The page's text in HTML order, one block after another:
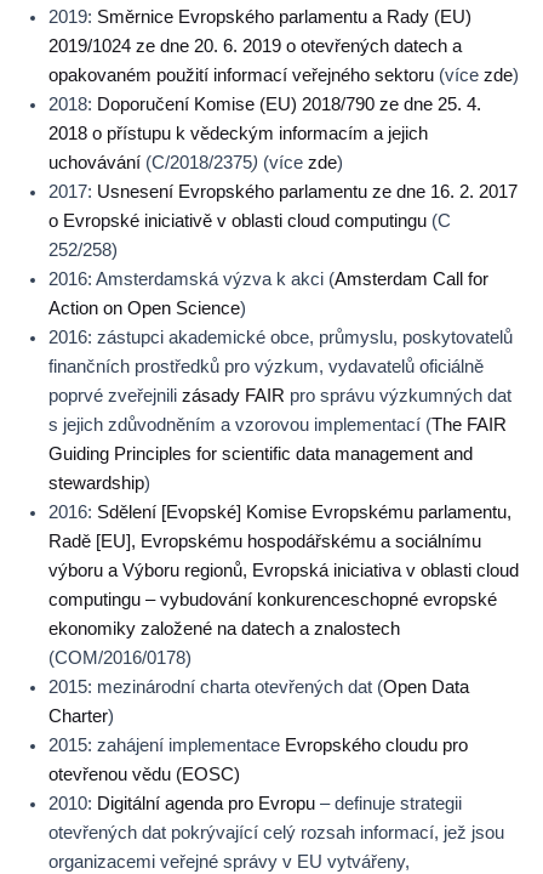
2019: Směrnice Evropského parlamentu a Rady (EU)
2019/1024 ze dne 20. 6. 2019 o otevřených datech a
opakovaném použití informací veřejného sektoru (více zde)
2018: Doporučení Komise (EU) 2018/790 ze dne 25. 4.
2018 o přístupu k vědeckým informacím a jejich
uchovávání (C/2018/2375) (více zde)
2017: Usnesení Evropského parlamentu ze dne 16. 2. 2017
o Evropské iniciativě v oblasti cloud computingu (C
252/258)
2016: Amsterdamská výzva k akci (Amsterdam Call for
Action on Open Science)
2016: zástupci akademické obce, průmyslu, poskytovatelů
finančních prostředků pro výzkum, vydavatelů oficiálně
poprvé zveřejnili zásady FAIR pro správu výzkumných dat
s jejich zdůvodněním a vzorovou implementací (The FAIR
Guiding Principles for scientific data management and
stewardship)
2016: Sdělení [Evopské] Komise Evropskému parlamentu,
Radě [EU], Evropskému hospodářskému a sociálnímu
výboru a Výboru regionů, Evropská iniciativa v oblasti cloud
computingu – vybudování konkurenceschopné evropské
ekonomiky založené na datech a znalostech
(COM/2016/0178)
2015: mezinárodní charta otevřených dat (Open Data
Charter)
2015: zahájení implementace Evropského cloudu pro
otevřenou vědu (EOSC)
2010: Digitální agenda pro Evropu – definuje strategii
otevřených dat pokrývající celý rozsah informací, jež jsou
organizacemi veřejné správy v EU vytvářeny,